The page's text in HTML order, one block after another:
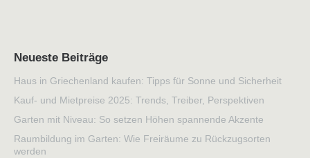
Neueste Beiträge
Haus in Griechenland kaufen: Tipps für Sonne und Sicherheit
Kauf- und Mietpreise 2025: Trends, Treiber, Perspektiven
Garten mit Niveau: So setzen Höhen spannende Akzente
Raumbildung im Garten: Wie Freiräume zu Rückzugsorten
werden